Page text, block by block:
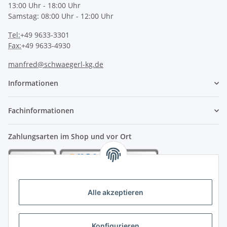
Alle akzeptieren
13:00 Uhr - 18:00 Uhr
Samstag: 08:00 Uhr - 12:00 Uhr
Tel:+49 9633-3301
Fax:+49 9633-4930
manfred@schwaegerl-kg.de
Informationen
Fachinformationen
Zahlungsarten im Shop und vor Ort